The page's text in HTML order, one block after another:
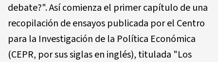
debate?". Así comienza el primer capítulo de una
recopilación de ensayos publicada por el Centro
para la Investigación de la Política Económica
(CEPR, por sus siglas en inglés), titulada "Los